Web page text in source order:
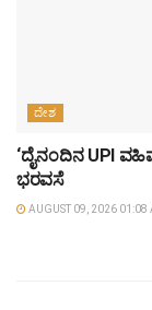
ದೇಶ
‘ದೈನಂದಿನ UPI
ಭರವಸೆ
AUGUST 09, 2026 01:08